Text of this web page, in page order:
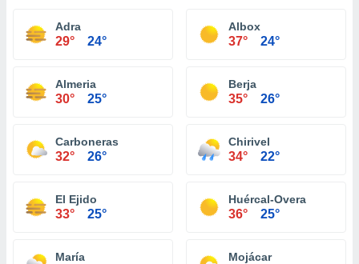
Adra
29° 24°
Albox
37° 24°
Almeria
30° 25°
Berja
35° 26°
Carboneras
32° 26°
Chirivel
34° 22°
El Ejido
33° 25°
Huércal-Overa
36° 25°
María Mojácar